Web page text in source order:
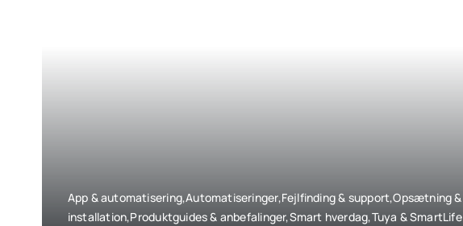
App & automatisering,Automatiseringer,Fejlfinding & support,Opsætning &
installation,Produktguides & anbefalinger,Smart hverdag,Tuya & SmartLife